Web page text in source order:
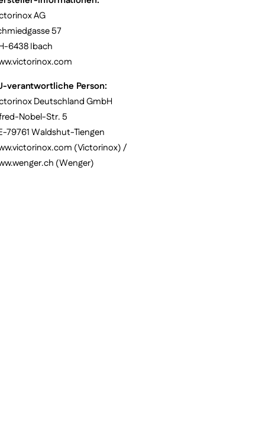
AG
57
6438 Ibach
verantwortliche Person:
Deutschland GmbH
Nobel-Str. 5
79761 Waldshut-Tiengen
(Victorinox) /
(Wenger)